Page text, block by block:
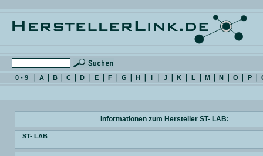
0 - 9 A B C D E F G H I J K L M N O P
Informationen zum Hersteller ST- LAB:
ST- LAB